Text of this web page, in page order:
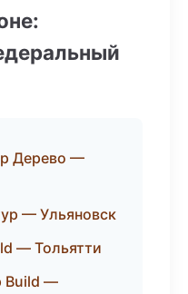
Дерево —
— Ульяновск
— Тольятти
Build —